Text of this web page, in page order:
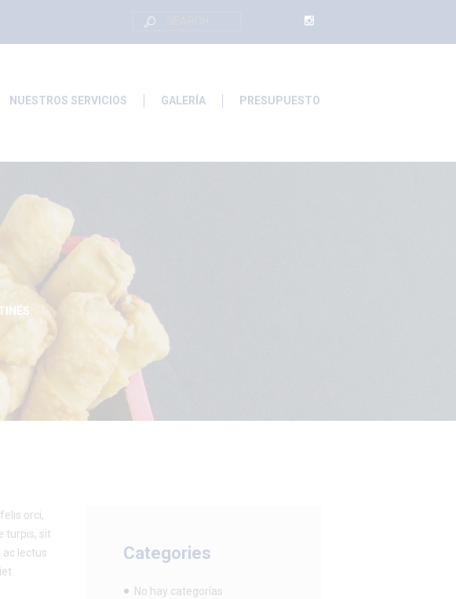
NUESTROS SERVICIOS GALERÍA PRESUPUESTO
orci,
turpis, sit
lectus
Categories
No hay categorías